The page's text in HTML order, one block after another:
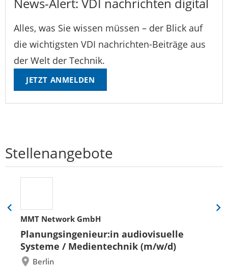
Alles, was Sie wissen müssen – der Blick auf
die wichtigsten VDI nachrichten-Beiträge aus
der Welt der Technik.
JETZT ANMELDEN
Stellenangebote
MMT Network GmbH
Planungsingenieur:in audiovisuelle
Systeme / Medientechnik (m/w/d)
Berlin
Eine
Folie
zurück
Eine